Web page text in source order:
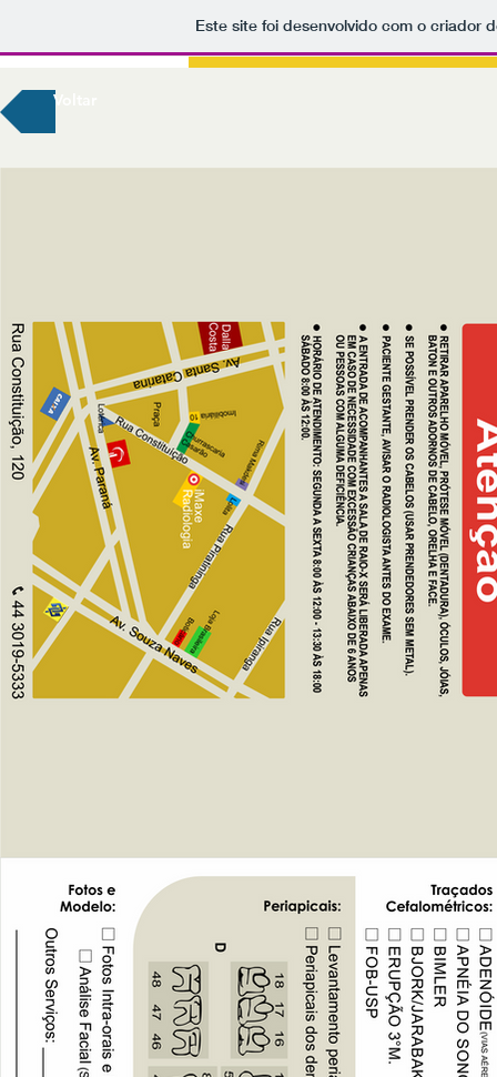
Este site foi desenvolvido com o criador
Voltar